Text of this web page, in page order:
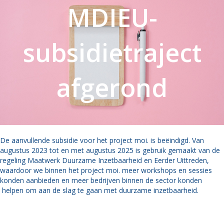
MDIEU-
subsidietraject
afgerond
De aanvullende subsidie voor het project moi. is beëindigd. Van
augustus 2023 tot en met augustus 2025 is gebruik gemaakt van de
regeling Maatwerk Duurzame Inzetbaarheid en Eerder Uittreden,
waardoor we binnen het project moi. meer workshops en sessies
konden aanbieden en meer bedrijven binnen de sector konden
helpen om aan de slag te gaan met duurzame inzetbaarheid.